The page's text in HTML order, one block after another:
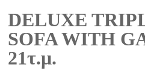
DELUXE
SOFA WITH
21τ.μ.